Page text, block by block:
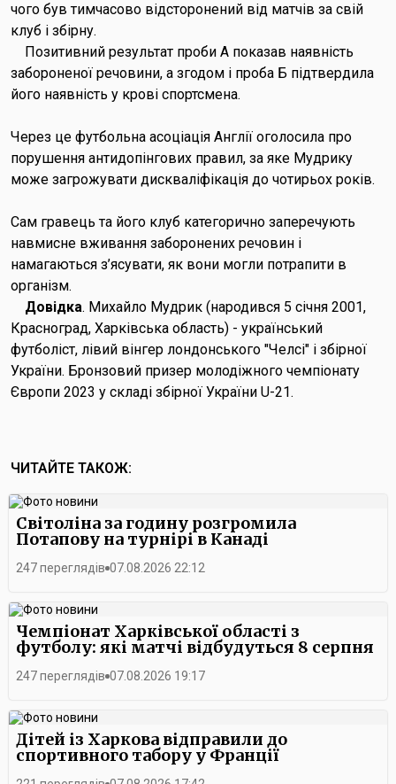
чого був тимчасово відсторонений від матчів за свій
клуб і збірну.
Позитивний результат проби А показав наявність
забороненої речовини, а згодом і проба Б підтвердила
його наявність у крові спортсмена.
Через це футбольна асоціація Англії оголосила про
порушення антидопінгових правил, за яке Мудрику
може загрожувати дискваліфікація до чотирьох років.
Сам гравець та його клуб категорично заперечують
навмисне вживання заборонених речовин і
намагаються з’ясувати, як вони могли потрапити в
організм.
Довідка. Михайло Мудрик (народився 5 січня 2001,
Красноград, Харківська область) - український
футболіст, лівий вінгер лондонського "Челсі" і збірної
України. Бронзовий призер молодіжного чемпіонату
Європи 2023 у складі збірної України U-21.
ЧИТАЙТЕ ТАКОЖ:
Світоліна за годину розгромила
Потапову на турнірі в Канаді
247 переглядів 07.08.2026 22:12
Чемпіонат Харківської області з
футболу: які матчі відбудуться 8 серпня
247 переглядів 07.08.2026 19:17
Дітей із Харкова відправили до
спортивного табору у Франції